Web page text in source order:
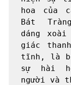
hoa của
Bát
dáng xoài
giác
tĩnh, là
sự hài
người và